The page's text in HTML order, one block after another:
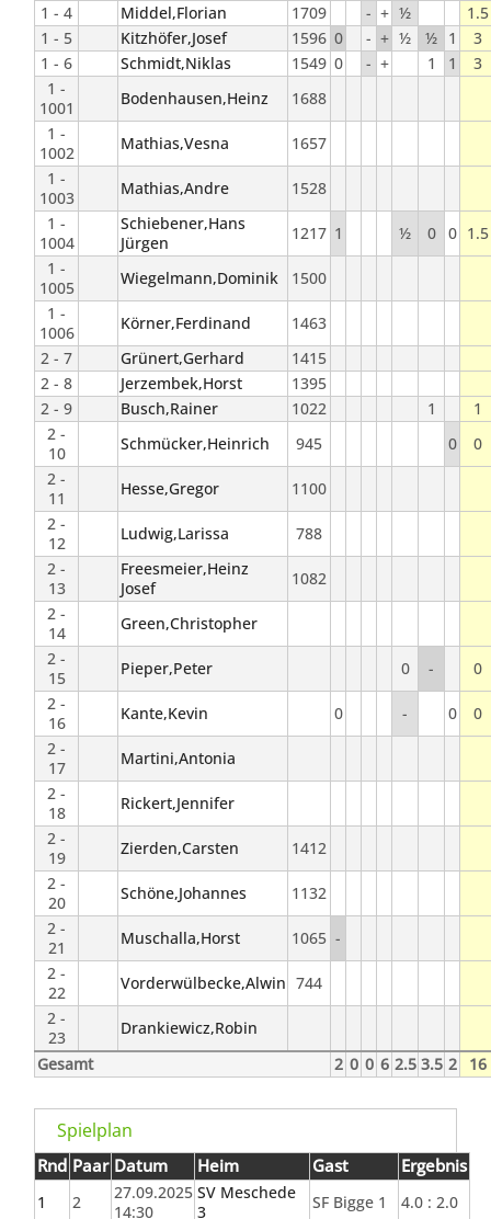
1 - 4
Middel,Florian 1709 - + ½
1.5
1 - 5
Kitzhöfer,Josef 1596 0 - + ½ ½ 1
3
1 - 6
Schmidt,Niklas 1549 0 - + 1 1
3
1 -
1001
Bodenhausen,Heinz
1688
1 -
1002
Mathias,Vesna
1657
1 -
1003
Mathias,Andre
1528
1 -
1004
Schiebener,Hans
Jürgen
1217 1 ½ 0 0 1.5
1 -
1005
Wiegelmann,Dominik
1500
1 -
1006
Körner,Ferdinand
1463
2 - 7
Grünert,Gerhard
1415
2 - 8
Jerzembek,Horst
1395
2 - 9
Busch,Rainer 1022 1
1
2 -
10
Schmücker,Heinrich 945 0
0
2 -
11
Hesse,Gregor
1100
2 -
12
Ludwig,Larissa
788
2 -
13
Freesmeier,Heinz
Josef
1082
2 -
14
Green,Christopher
2 -
15
Pieper,Peter 0 -
0
2 -
16
Kante,Kevin 0 - 0
0
2 -
17
Martini,Antonia
2 -
18
Rickert,Jennifer
2 -
19
Zierden,Carsten
1412
2 -
20
Schöne,Johannes
1132
2 -
21
Muschalla,Horst 1065 -
2 -
22
Vorderwülbecke,Alwin 744
2 -
23
Drankiewicz,Robin
Gesamt
2 0 0 6 2.5 3.5 2 16
Spielplan
Rnd Paar Datum Heim Gast Ergebnis
1 2
27.09.2025
14:30
SV Meschede
3
SF Bigge 1 4.0 : 2.0